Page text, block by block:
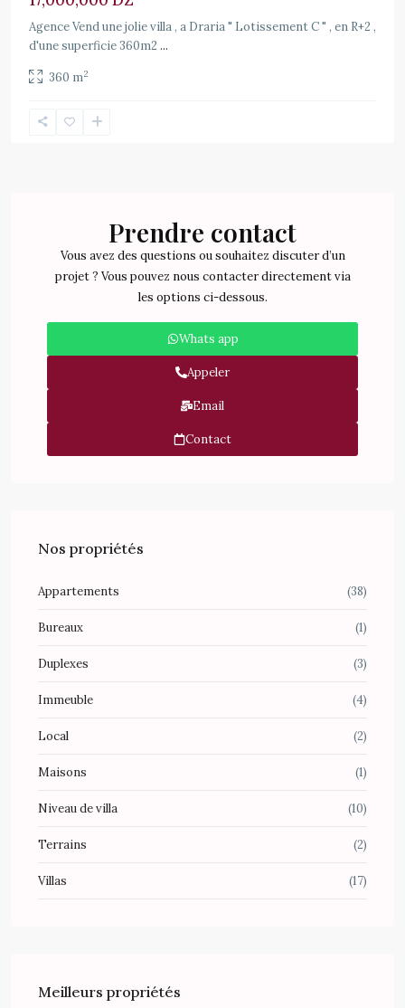
Agence Vend une jolie villa , a Draria " Lotissement C " , en R+2 ,
d'une superficie 360m2 ...
360 m2
Prendre contact
Vous avez des questions ou souhaitez discuter d’un
projet ? Vous pouvez nous contacter directement via
les options ci-dessous.
Whats app
Appeler
Email
Contact
Nos propriétés
Appartements (38)
Bureaux (1)
Duplexes (3)
Immeuble (4)
Local (2)
Maisons (1)
Niveau de villa (10)
Terrains (2)
Villas (17)
Meilleurs propriétés